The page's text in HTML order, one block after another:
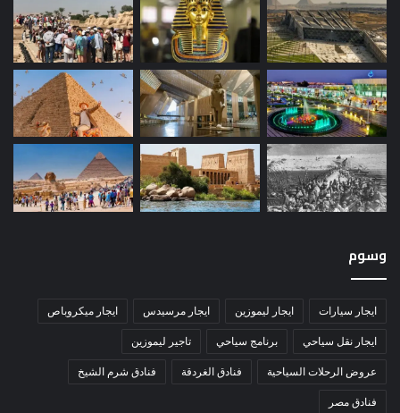
وسوم
ايجار سيارات ايجار ليموزين ايجار مرسيدس ايجار ميكروباص
ايجار نقل سياحي برنامج سياحي تاجير ليموزين
عروض الرحلات السياحية فنادق الغردقة فنادق شرم الشيخ
فنادق مصر